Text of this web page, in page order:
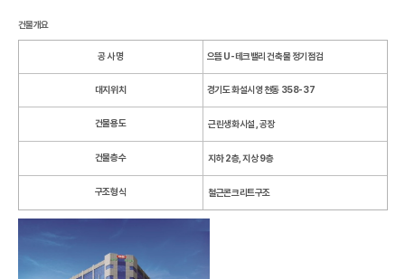
건물개요
공 사 명 으뜸 U-테크밸리 건축물 정기점검
대지위치 경기도 화설시 영천동 358-37
건물용도 근린생화시설 , 공장
건물층수 지하 2층, 지상 9층
구조형식 철근콘크리트구조